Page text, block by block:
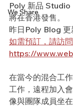
We Share
Poly 新品 Studio
將在香港發售。
昨日Poly Blog 更
如需預訂，請訪問
https://
在當今的混合工
工作，遠程加入
像與團隊成員坐